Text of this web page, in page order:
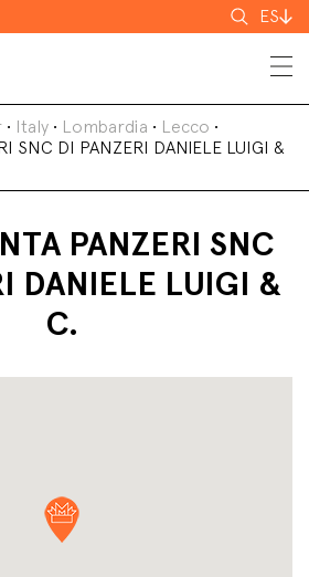
Buscar
ES
• Italy • Lombardia • Lecco •
SNC DI PANZERI DANIELE LUIGI &
PANZERI SNC
DANIELE LUIGI &
C.